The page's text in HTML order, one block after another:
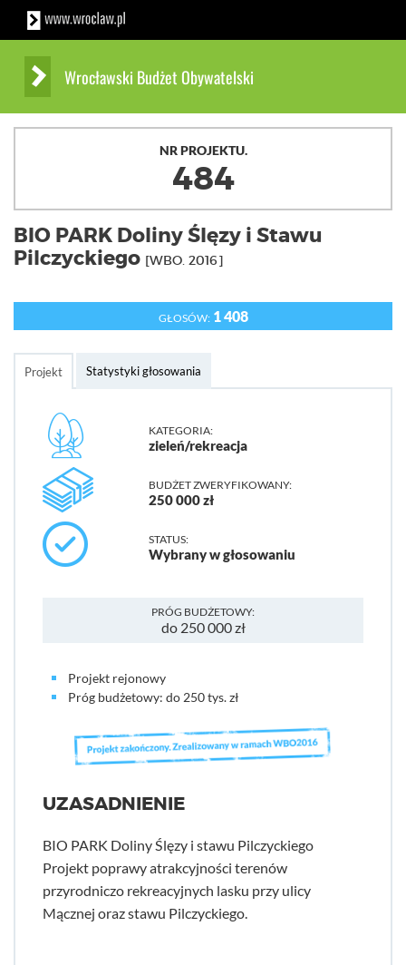
Wrocławski Budżet Obywatelski
NR PROJEKTU.
484
BIO PARK Doliny Ślęzy i Stawu
Pilczyckiego [WBO. 2016]
GŁOSÓW:1 408
Projekt Statystyki głosowania
KATEGORIA:
zieleń/rekreacja
BUDŻET ZWERYFIKOWANY:
250 000 zł
STATUS:
Wybrany w głosowaniu
PRÓG BUDŻETOWY:
do 250 000 zł
Projekt rejonowy
Próg budżetowy: do 250 tys. zł
UZASADNIENIE
BIO PARK Doliny Ślęzy i stawu Pilczyckiego
Projekt poprawy atrakcyjności terenów
przyrodniczo rekreacyjnych lasku przy ulicy
Mącznej oraz stawu Pilczyckiego.